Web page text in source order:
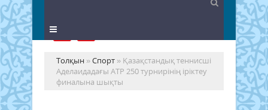
Толқын »Спорт » Қазақстандық теннисші
Аделаидадағы ATP 250 турнирінің іріктеу
финалына шықты